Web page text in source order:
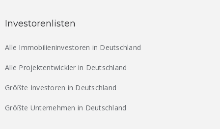
Investorenlisten
Alle Immobilieninvestoren in Deutschland
Alle Projektentwickler in Deutschland
Größte Investoren in Deutschland
Größte Unternehmen in Deutschland